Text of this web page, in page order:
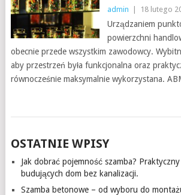
admin 18 lutego
Urządzaniem
powierzchni
obecnie przede wszystkim zawodowcy.
aby przestrzeń była funkcjonalna oraz
równocześnie maksymalnie wykorzystana.
OSTATNIE WPISY
Jak dobrać pojemność szamba?
budujących dom bez kanalizacji.
Szamba betonowe – od wyboru do